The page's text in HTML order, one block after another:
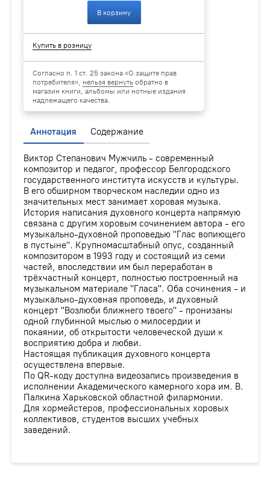
В корзину
Купить в розницу
Согласно п. 1 ст. 25 закона «О защите прав
потребителя», нельзя вернуть обратно в
магазин книги, альбомы или нотные издания
надлежащего качества.
Аннотация Содержание
Виктор Степанович Мужчиль - современный
композитор и педагог, профессор Белгородского
государственного института искусств и культуры.
В его обширном творческом наследии одно из
значительных мест занимает хоровая музыка.
История написания духовного концерта напрямую
связана с другим хоровым сочинением автора - его
музыкально-духовной проповедью "Глас вопиющего
в пустыне". Крупномасштабный опус, созданный
композитором в 1993 году и состоящий из семи
частей, впоследствии им был переработан в
трёхчастный концерт, полностью построенный на
музыкальном материале "Гласа". Оба сочинения - и
музыкально-духовная проповедь, и духовный
концерт "Возлюби ближнего твоего" - пронизаны
одной глубинной мыслью о милосердии и
покаянии, об открытости человеческой души к
восприятию добра и любви.
Настоящая публикация духовного концерта
осуществлена впервые.
По QR-коду доступна видеозапись произведения в
исполнении Академического камерного хора им. В.
Палкина Харьковской областной филармонии.
Для хормейстеров, профессиональных хоровых
коллективов, студентов высших учебных
заведений.